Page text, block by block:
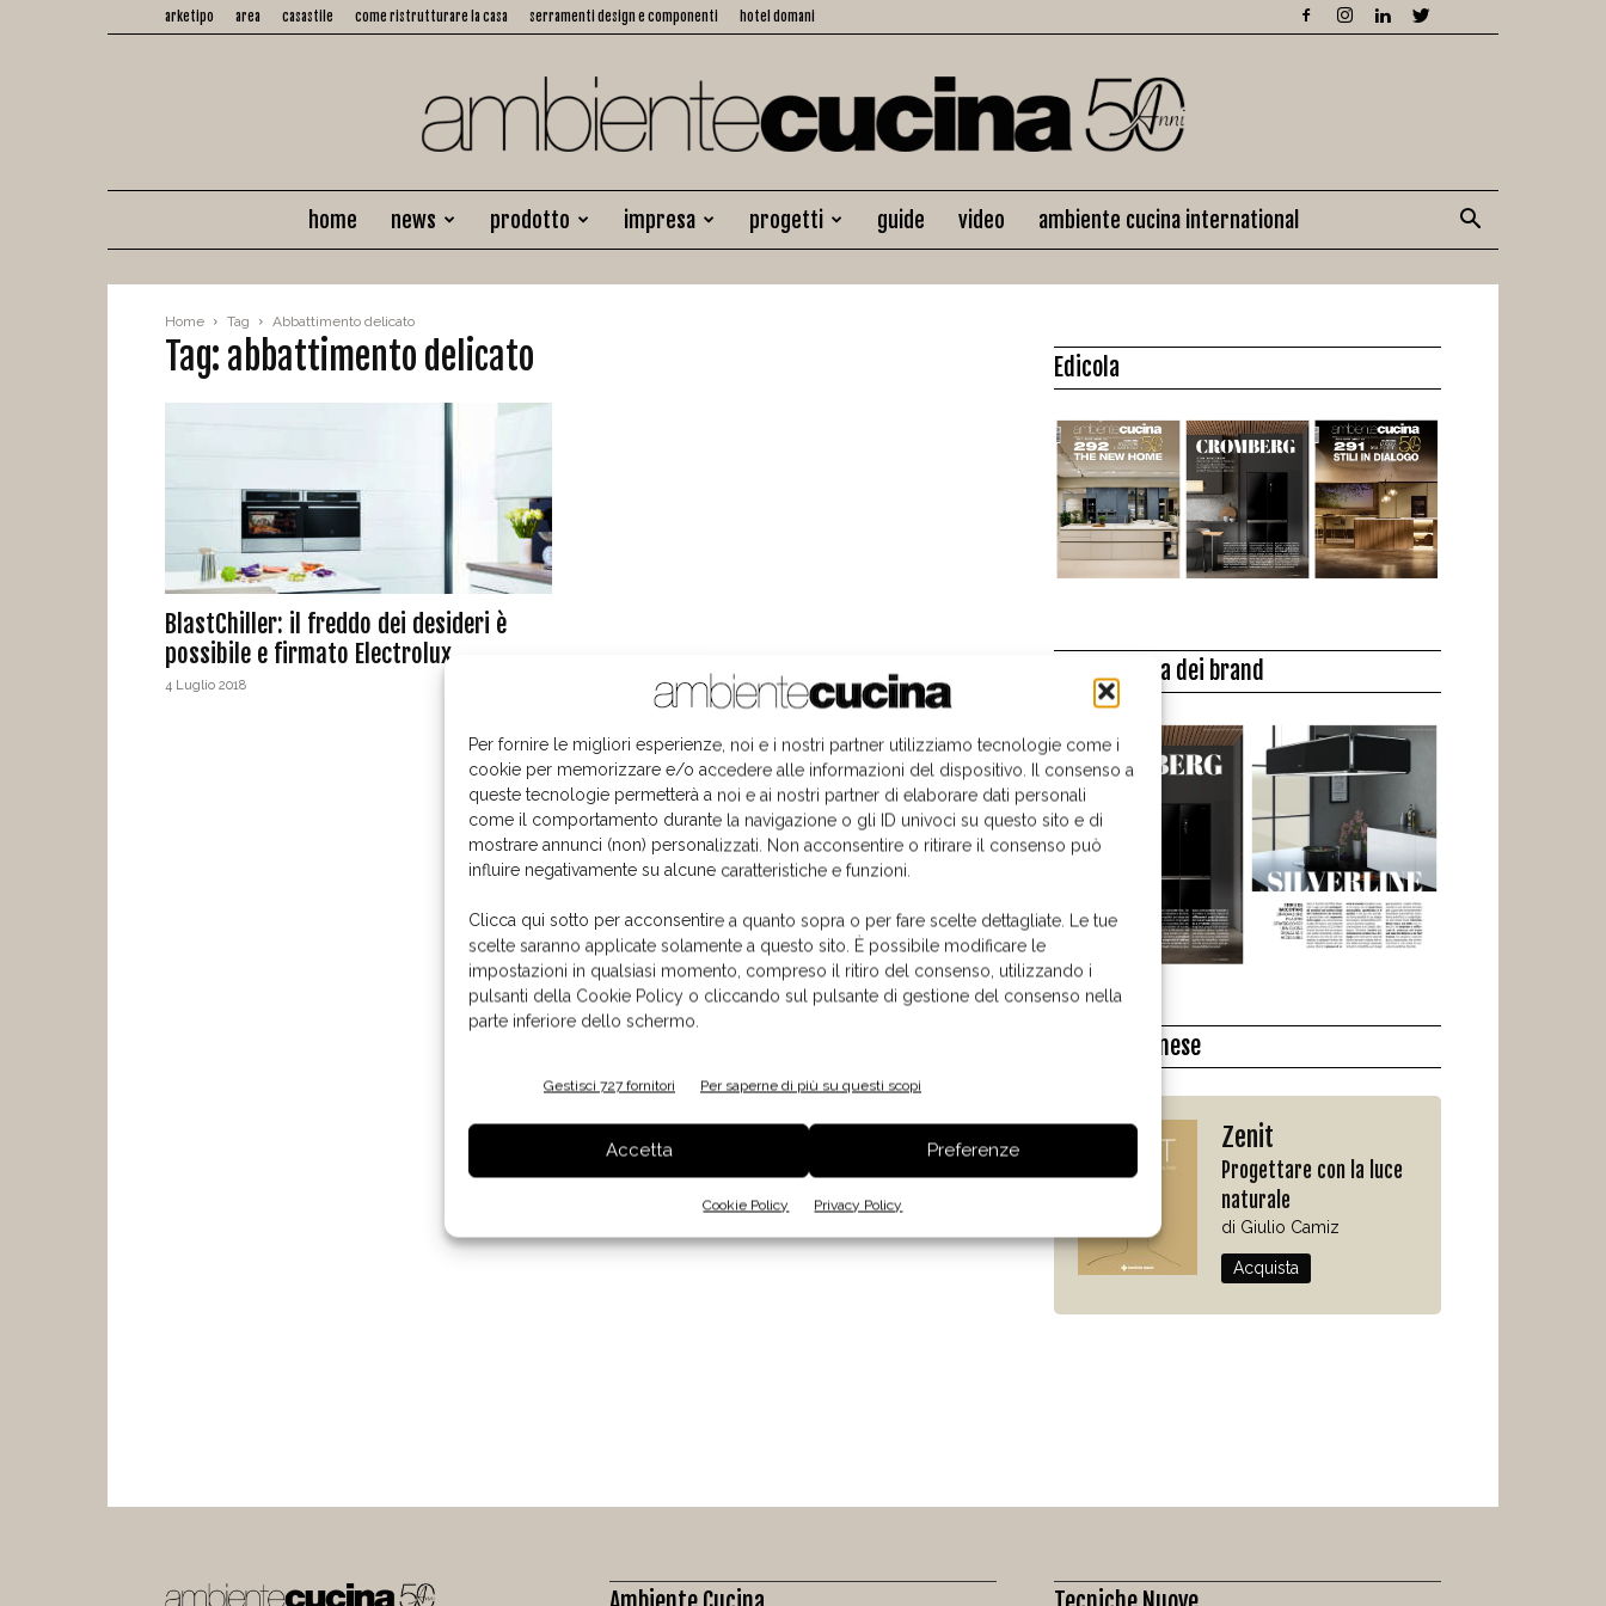
Per fornire le migliori esperienze, noi e i nostri partner utilizziamo tecnologie come i
cookie per memorizzare e/o accedere alle informazioni del dispositivo. Il consenso a
queste tecnologie permetterà a noi e ai nostri partner di elaborare dati personali
come il comportamento durante la navigazione o gli ID univoci su questo sito e di
mostrare annunci (non) personalizzati. Non acconsentire o ritirare il consenso può
influire negativamente su alcune caratteristiche e funzioni.
Clicca qui sotto per acconsentire a quanto sopra o per fare scelte dettagliate. Le tue
scelte saranno applicate solamente a questo sito. È possibile modificare le
impostazioni in qualsiasi momento, compreso il ritiro del consenso, utilizzando i
pulsanti della Cookie Policy o cliccando sul pulsante di gestione del consenso nella
parte inferiore dello schermo.
Gestisci 727 fornitori Per saperne di più su questi scopi
Accetta Preferenze
Cookie Policy Privacy Policy
arketipo area casastile come ristrutturare la casa serramenti design e componenti hotel domani
Ambiente
home news prodotto impresa progetti guide video ambiente cucina international
Home Tag Abbattimento delicato
Tag: abbattimento delicato
BlastChiller: il freddo dei desideri è
possibile e firmato Electrolux
4 Luglio 2018
Edicola
La biblioteca dei brand
Il libro del mese
Zenit
Progettare con la luce
naturale
di Giulio Camiz
Acquista